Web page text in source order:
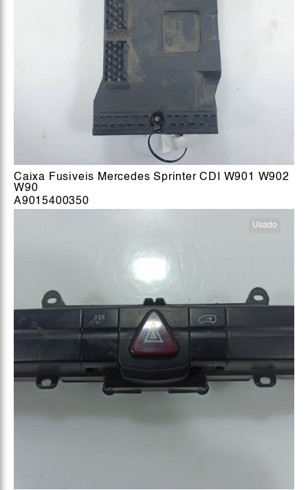
Caixa Fusiveis Mercedes Sprinter CDI W901 W902
W90
A9015400350
Usado